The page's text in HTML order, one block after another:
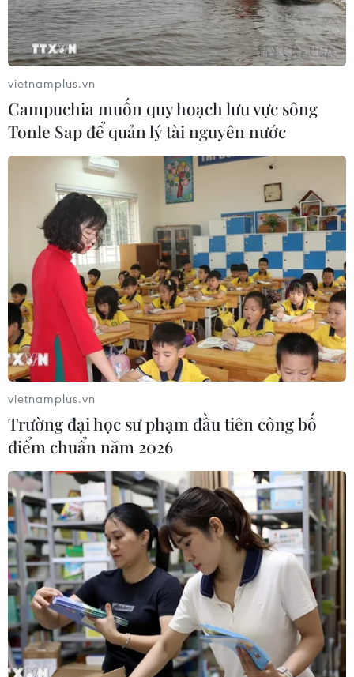
Nga bắt đầu thử nghiệm quy mô lớn
vaccine ngừa COVID-19 thứ 3
25/03/2021 10:31
CoviVac cùng với EpiVacCorona và Sputnik V là ba loại
vaccine ngừa COVID-19 do Nga sản xuất và đã cấp
phép lưu hành khẩn cấp, nhưng Sputnik V là vaccine
được biết đến nhiều nhất.
Pfizer bắt đầu thử nghiệm vaccine phòng
COVID-19 ở trẻ em
26/03/2021 02:52
vietnamplus.vn
Campuchia muốn quy hoạch lưu vực sông
Tonle Sap để quản lý tài nguyên nước
vietnamplus.vn
Trường đại học sư phạm đầu tiên công bố
điểm chuẩn năm 2026